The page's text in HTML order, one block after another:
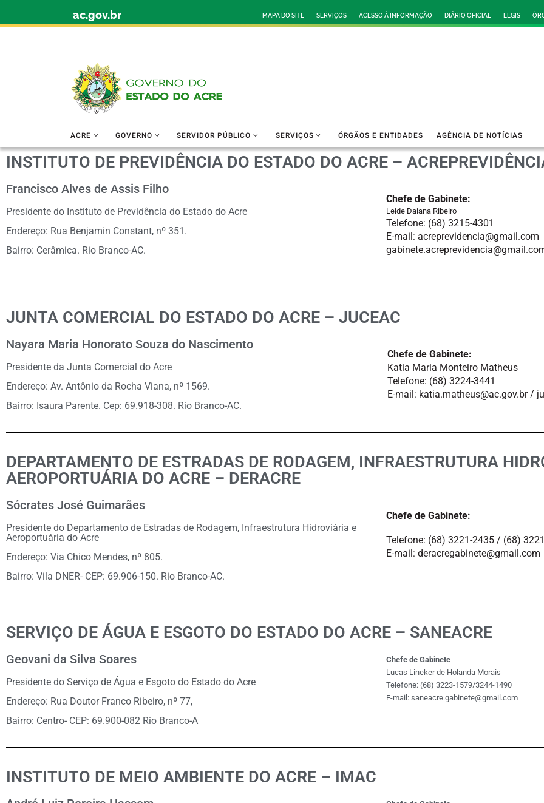
ac.gov.br MAPA DO SITE SERVIÇOS ACESSO À INFORMAÇÃO DIÁRIO OFICIAL LEGIS
ACRE GOVERNO SERVIDOR PÚBLICO SERVIÇOS ÓRGÃOS E ENTIDADES AGÊNCIA DE NOTÍCIAS
INSTITUTO DE PREVIDÊNCIA DO ESTADO DO ACRE –
Francisco Alves de Assis Filho
Presidente do Instituto de Previdência do Estado do Acre
Endereço: Rua Benjamin Constant, nº 351.
Bairro: Cerâmica. Rio Branco-AC.
Chefe de Gabinete:
Leide Daiana Ribeiro
Telefone: (68) 3215-4301
E-mail: acreprevidencia@gmail.com
JUNTA COMERCIAL DO ESTADO DO ACRE – JUCEAC
Nayara Maria Honorato Souza do Nascimento
Presidente da Junta Comercial do Acre
Endereço: Av. Antônio da Rocha Viana, nº 1569.
Bairro: Isaura Parente. Cep: 69.918-308. Rio Branco-AC.
Chefe de Gabinete:
Katia Maria Monteiro Matheus
Telefone: (68) 3224-3441
E-mail: katia.matheus@ac.gov.br /
DEPARTAMENTO DE ESTRADAS DE RODAGEM, INFRAESTRUTURA
AEROPORTUÁRIA DO ACRE – DERACRE
Sócrates José Guimarães
Presidente do Departamento de Estradas de Rodagem, Infraestrutura Hidroviária e
Aeroportuária do Acre
Endereço: Via Chico Mendes, nº 805.
Bairro: Vila DNER- CEP: 69.906-150. Rio Branco-AC.
Chefe de Gabinete:
Telefone: (68) 3221-2435 / (68)
E-mail: deracregabinete@gmail.com
SERVIÇO DE ÁGUA E ESGOTO DO ESTADO DO ACRE – SANEACRE
Geovani da Silva Soares
Presidente do Serviço de Água e Esgoto do Estado do Acre
Endereço: Rua Doutor Franco Ribeiro, nº 77,
Bairro: Centro- CEP: 69.900-082 Rio Branco-A
Chefe de Gabinete
Lucas Lineker de Holanda Morais
Telefone: (68) 3223-1579/3244-1490
E-mail: saneacre.gabinete@gmail.com
INSTITUTO DE MEIO AMBIENTE DO ACRE – IMAC